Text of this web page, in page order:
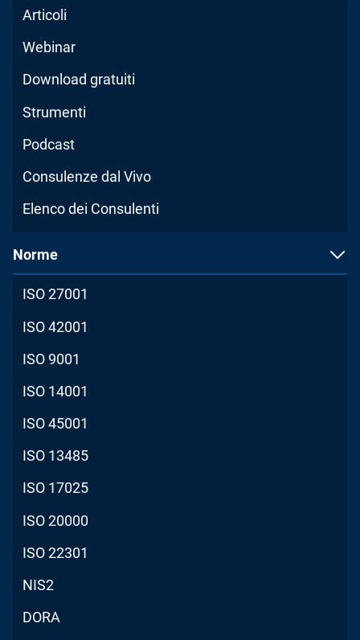
Articoli
Webinar
Download gratuiti
Strumenti
Podcast
Consulenze dal Vivo
Elenco dei Consulenti
Norme
ISO 27001
ISO 42001
ISO 9001
ISO 14001
ISO 45001
ISO 13485
ISO 17025
ISO 20000
ISO 22301
NIS2
DORA